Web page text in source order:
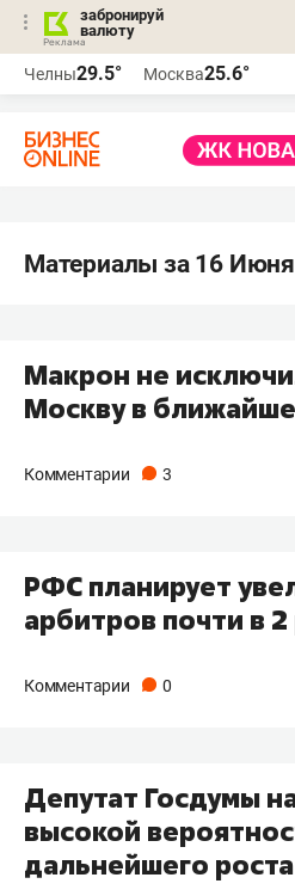
забронируй
валюту
Челны29.5° Москва25.6°
Материалы за 16
Макрон не
Москву в
Комментарии 3
РФС планирует
арбитров почти в 2
Комментарии 0
Депутат Госдумы
высокой
дальнейшего